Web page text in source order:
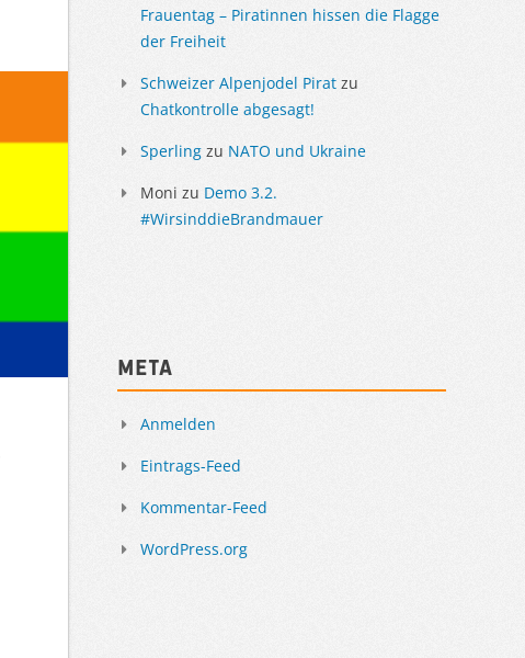
Frauentag – Piratinnen hissen die Flagge
der Freiheit
Schweizer Alpenjodel Pirat zu
Chatkontrolle abgesagt!
Sperling zu NATO und Ukraine
Moni zu Demo 3.2.
#WirsinddieBrandmauer
Meta
Anmelden
Eintrags-Feed
Kommentar-Feed
WordPress.org